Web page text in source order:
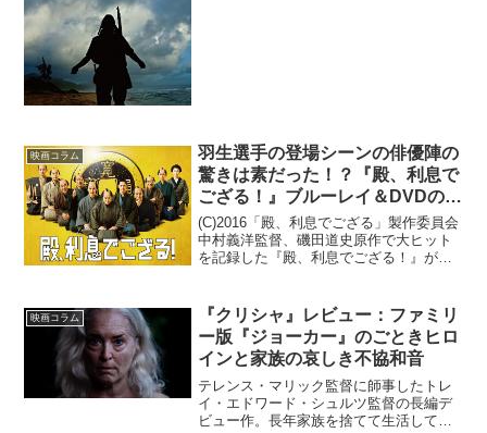
映画コラム
羽生選手の登場シーンの俳優陣の
驚きは素だった！？『殿、利息で
ござる！』ブルーレイ＆DVDの特
典映像はこれだ！！
(C)2016「殿、利息でござる」製作委員会
中村義洋監督、磯田道史原作で大ヒット
を記録した『殿、利息でござる！』が、
を購入するメリットと言えば、やはり特
典映像...
映画コラム
『クリシャ』レビュー：ファミリ
ー版『ジョーカー』のごときヒロ
インと家族の哀しき不協和音
テレンス・マリック監督に師事したトレ
イ・エドワード・シュルツ監督の長編デ
ビュー作。長年家族を捨てて生活してい